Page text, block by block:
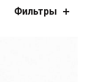
Фильтры